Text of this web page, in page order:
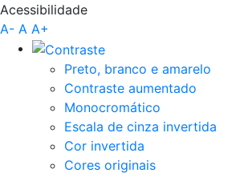
Pular para o Conteúdo principal
Acessibilidade
A- A A+
Preto, branco e amarelo
Contraste aumentado
Monocromático
Escala de cinza invertida
Cor invertida
Cores originais